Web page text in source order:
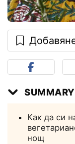
SUMMARY
Как да си
нощ